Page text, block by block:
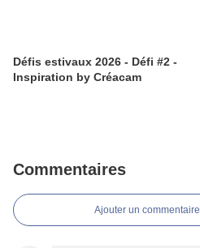
Défis estivaux 2026 - Défi #2 -
Inspiration by Créacam
Commentaires
Ajouter un commentaire